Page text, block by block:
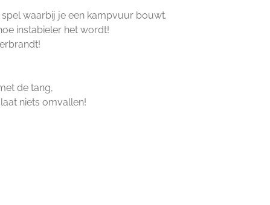
waarbij je een kampvuur bouwt.
instabieler het wordt!
de tang,
niets omvallen!